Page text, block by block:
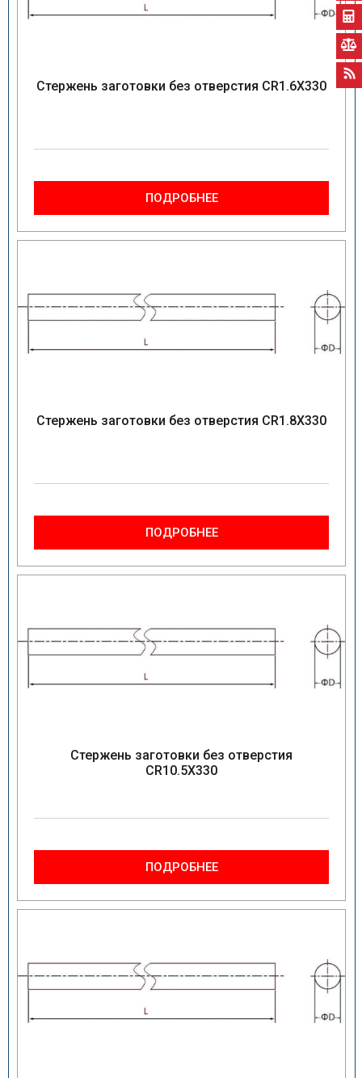
Стержень заготовки без отверстия CR1.6X330
ПОДРОБНЕЕ
Стержень заготовки без отверстия CR1.8X330
ПОДРОБНЕЕ
Стержень заготовки без отверстия
CR10.5X330
ПОДРОБНЕЕ